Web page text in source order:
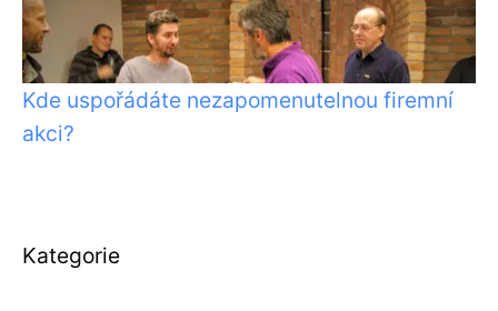
Kde uspořádáte nezapomenutelnou firemní
akci?
Kategorie